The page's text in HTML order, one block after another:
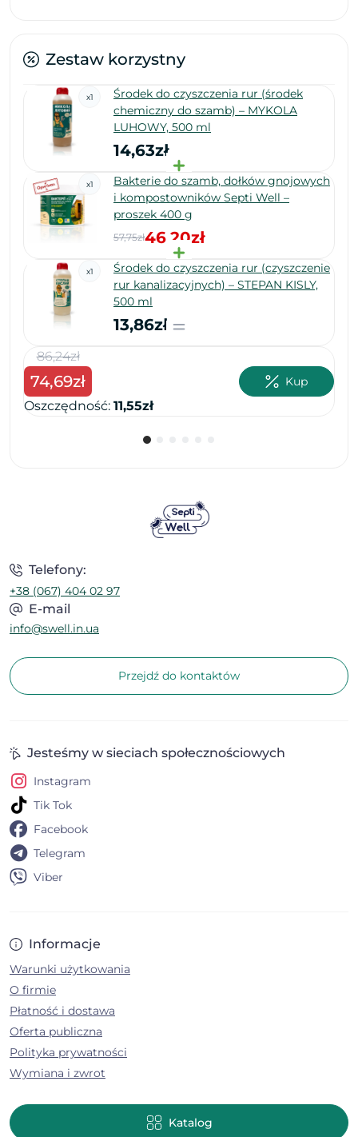
Zestaw korzystny
x1
Środek do czyszczenia rur (środek
chemiczny do szamb) – MYKOLA
LUHOWY, 500 ml
14,63zł
x1
Bakterie do szamb, dołków gnojowych
i kompostowników Septi Well –
proszek 400 g
57,75zł46,20zł
x1
Środek do czyszczenia rur (czyszczenie
rur kanalizacyjnych) – STEPAN KISLY,
500 ml
13,86zł
86,24zł
74,69zł
Oszczędność: 11,55zł
Kup
Telefony:
+38 (067) 404 02 97
E-mail
info@swell.in.ua
Przejdź do kontaktów
Informacje
Warunki użytkowania
O firmie
Płatność i dostawa
Oferta publiczna
Polityka prywatności
Wymiana i zwrot
Katalog
Jesteśmy w sieciach społecznościowych
Instagram
Tik Tok
Facebook
Telegram
Viber